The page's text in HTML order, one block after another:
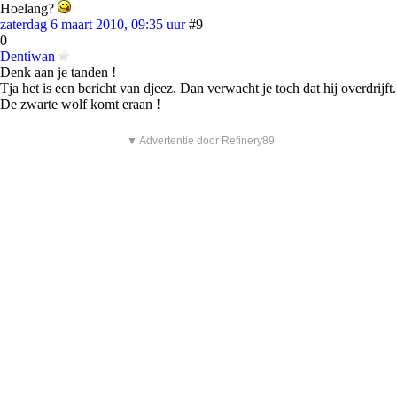
Hoelang?
zaterdag 6 maart 2010, 09:35 uur #9
0
Dentiwan
Denk aan je tanden !
Tja het is een bericht van djeez. Dan verwacht je toch dat hij overdrijft.
De zwarte wolf komt eraan !
▼ Advertentie door Refinery89